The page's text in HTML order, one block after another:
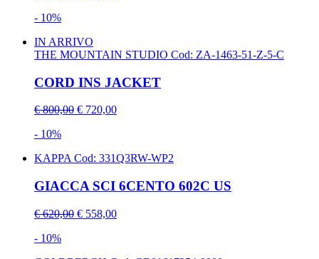
- 10%
IN ARRIVO
THE MOUNTAIN STUDIO Cod: ZA-1463-51-Z-5-C
CORD INS JACKET
€ 800,00 € 720,00
- 10%
KAPPACod: 331Q3RW-WP2
GIACCA SCI 6CENTO 602C US
€ 620,00 € 558,00
- 10%